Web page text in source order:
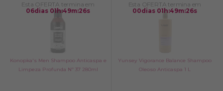
Esta OFERTA termina em
06dias 01h:49m:25s
Konopka's Men Shampoo Anticaspa e
Limpeza Profunda Nº 37 280ml
Esta OFERTA termina em
00dias 01 h:49m:25s
Yunsey Vigorance Balance Shampoo
Oleoso Anticaspa 1 L